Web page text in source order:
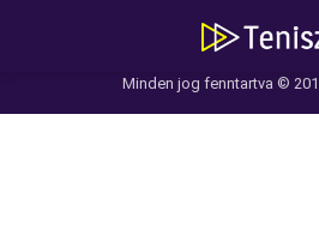
Minden jog fenntartva ©